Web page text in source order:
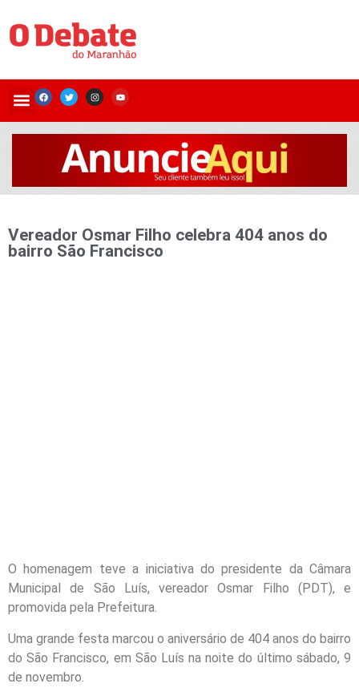
Vereador Osmar Filho celebra 404 anos do
bairro São Francisco
O homenagem teve a iniciativa do presidente da Câmara
Municipal de São Luís, vereador Osmar Filho (PDT), e
promovida pela Prefeitura.
Uma grande festa marcou o aniversário de 404 anos do bairro
do São Francisco, em São Luís na noite do último sábado, 9
de novembro.